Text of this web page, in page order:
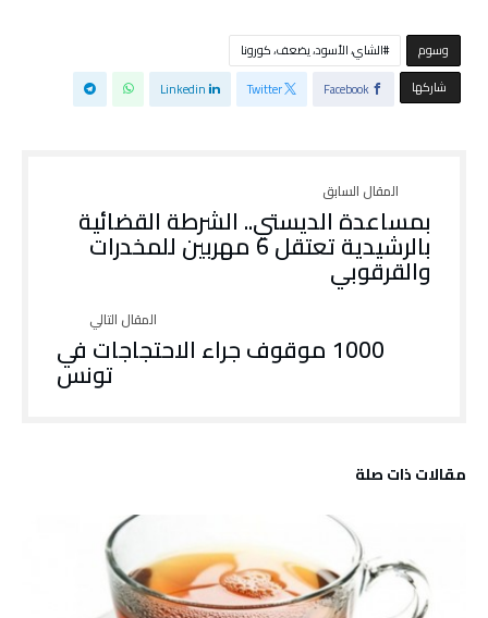
‫‫‫‫وسوم‬
الشاي، الأسود، يضعف، كورونا
‫‫ شاركها‬
Facebook
Twitter
Linkedin
بمساعدة الديستي.. الشرطة القضائية
بالرشيدية تعتقل 6 مهربين للمخدرات
والقرقوبي
1000 موقوف جراء الاحتجاجات في
تونس
‫مقالات ذات صلة‬